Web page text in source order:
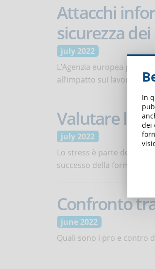
Attacchi
sicurezza
july 2022
L’Agenzia europea per la
all’impatto sui lavoratori
Valutare lo
july 2022
Lo stress è parte
successo della formazione
Confronto
june 2022
Quali sono i pro e contro
In
dei